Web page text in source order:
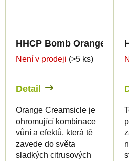
HHCP Bomb Orange
Není v prodeji (>5 ks)
Detail
Orange Creamsicle je
ohromující kombinace
vůní a efektů, která tě
zavede do světa
sladkých citrusových